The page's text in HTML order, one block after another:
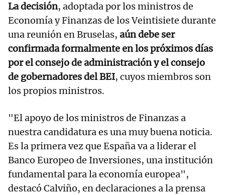
La decisión, adoptada por los ministros de
Economía y Finanzas de los Veintisiete durante
una reunión en Bruselas, aún debe ser
confirmada formalmente en los próximos días
por el consejo de administración y el consejo
de gobernadores del BEI, cuyos miembros son
los propios ministros.
"El apoyo de los ministros de Finanzas a
nuestra candidatura es una muy buena noticia.
Es la primera vez que España va a liderar el
Banco Europeo de Inversiones, una institución
fundamental para la economía europea",
destacó Calviño, en declaraciones a la prensa